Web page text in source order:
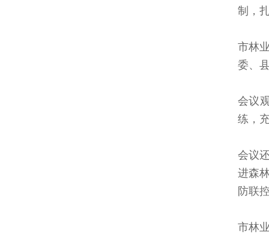
制，
市林
委、
会议
练，
会议
进森
防联
市林